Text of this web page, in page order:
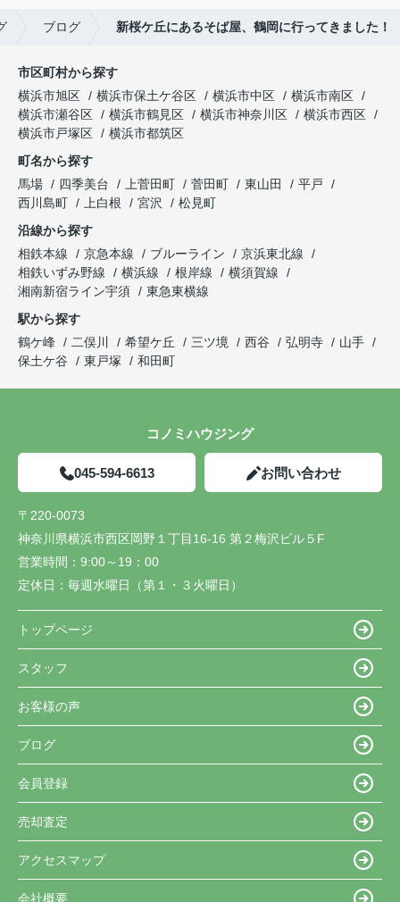
ブログ 新桜ケ丘にあるそば屋、鶴岡に行ってきました！
市区町村から探す
横浜市旭区
横浜市保土ケ谷区 横浜市中区
横浜市南区
横浜市瀬谷区
横浜市鶴見区 横浜市神奈川区
横浜市西区
横浜市戸塚区
横浜市都筑区
町名から探す
馬場
四季美台 上菅田町 菅田町 東山田
平戸
西川島町
上白根 宮沢
松見町
沿線から探す
相鉄本線
京急本線 ブルーライン
京浜東北線
相鉄いずみ野線
横浜線 根岸線
横須賀線
湘南新宿ライン宇須
東急東横線
駅から探す
鶴ケ峰
二俣川 希望ケ丘 三ツ境 西谷 弘明寺
山手
保土ケ谷
東戸塚 和田町
コノミハウジング
045-594-6613 お問い合わせ
〒220-0073
神奈川県横浜市西区岡野１丁目16-16 第２梅沢ビル５F
営業時間： 9:00～19：00
定休日： 毎週水曜日（第１・３火曜日）
トップページ
スタッフ
お客様の声
ブログ
会員登録
売却査定
アクセスマップ
会社概要